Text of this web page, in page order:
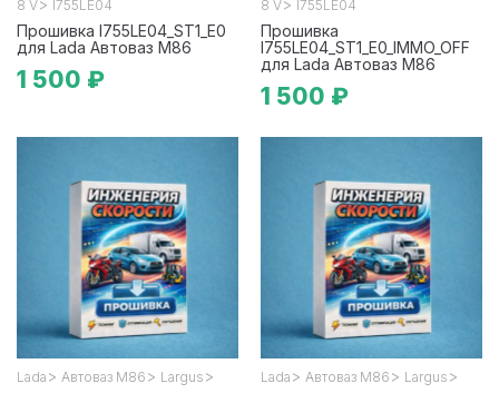
8 V> I755LE04
Прошивка I755LE04_ST1_E0
для Lada Автоваз М86
1 500 ₽
8 V> I755LE04
Прошивка
I755LE04_ST1_E0_IMMO_OFF
для Lada Автоваз М86
1 500 ₽
Lada > Автоваз М86 > Largus > Lada > Автоваз М86 > Largus >